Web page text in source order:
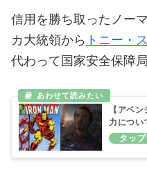
信用を勝ち取ったノー
カ大統領から トニー・
代わって国家安全保障
【アベ
力につい